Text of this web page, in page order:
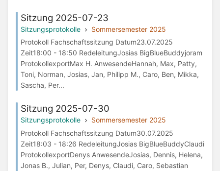
Sitzung 2025-07-23
Sitzungsprotokolle
Sommersemester 2025
Protokoll Fachschaftssitzung Datum23.07.2025
Zeit18:00 - 18:50 RedeleitungJosias BigBlueBuddyjoram
ProtokollexportMax H. AnwesendeHannah, Max, Patty,
Toni, Norman, Josias, Jan, Philipp M., Caro, Ben, Mikka,
Sascha, Per...
Sitzung 2025-07-30
Sitzungsprotokolle
Sommersemester 2025
Protokoll Fachschaftssitzung Datum30.07.2025
Zeit18:03 - 18:26 RedeleitungJosias BigBlueBuddyClaudi
ProtokollexportDenys AnwesendeJosias, Dennis, Helena,
Jonas B., Julian, Per, Denys, Claudi, Caro, Sebastian